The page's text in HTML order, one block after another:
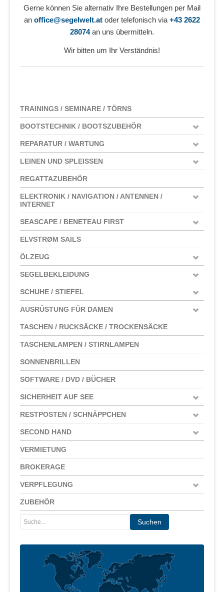
Gerne können Sie alternativ Ihre Bestellungen per Mail
an office@segelwelt.at oder telefonisch via +43 2622
28074an uns übermitteln.
Wir bitten um Ihr Verständnis!
TRAININGS / SEMINARE / TÖRNS
BOOTSTECHNIK / BOOTSZUBEHÖR
REPARATUR / WARTUNG
LEINEN UND SPLEISSEN
REGATTAZUBEHÖR
ELEKTRONIK / NAVIGATION / ANTENNEN /
INTERNET
SEASCAPE / BENETEAU FIRST
ELVSTRØM SAILS
ÖLZEUG
SEGELBEKLEIDUNG
SCHUHE / STIEFEL
AUSRÜSTUNG FÜR DAMEN
TASCHEN / RUCKSÄCKE / TROCKENSÄCKE
TASCHENLAMPEN / STIRNLAMPEN
SONNENBRILLEN
SOFTWARE / DVD / BÜCHER
SICHERHEIT AUF SEE
RESTPOSTEN / SCHNÄPPCHEN
SECOND HAND
VERMIETUNG
BROKERAGE
VERPFLEGUNG
ZUBEHÖR